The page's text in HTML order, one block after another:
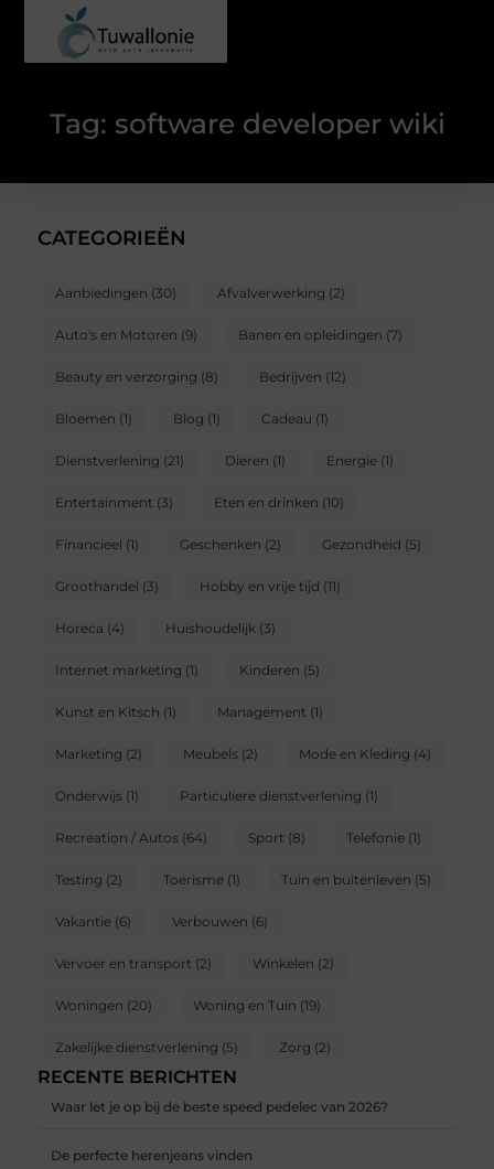
Tag: software developer wiki
CATEGORIEËN
Aanbiedingen (30) Afvalverwerking (2)
Auto's en Motoren (9) Banen en opleidingen (7)
Beauty en verzorging (8) Bedrijven (12)
Bloemen (1) Blog (1) Cadeau (1)
Dienstverlening (21) Dieren (1) Energie (1)
Entertainment (3) Eten en drinken (10)
Financieel (1) Geschenken (2) Gezondheid (5)
Groothandel (3) Hobby en vrije tijd (11)
Horeca (4) Huishoudelijk (3)
Internet marketing (1) Kinderen (5)
Kunst en Kitsch (1) Management (1)
Marketing (2) Meubels (2) Mode en Kleding (4)
Onderwijs (1) Particuliere dienstverlening (1)
Recreation / Autos (64) Sport (8) Telefonie (1)
Testing (2) Toerisme (1) Tuin en buitenleven (5)
Vakantie (6) Verbouwen (6)
Vervoer en transport (2) Winkelen (2)
Woningen (20) Woning en Tuin (19)
Zakelijke dienstverlening (5) Zorg (2)
RECENTE BERICHTEN
Waar let je op bij de beste speed pedelec van 2026?
De perfecte herenjeans vinden